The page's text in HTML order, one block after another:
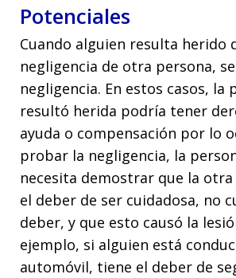
Potenciales
Cuando alguien resulta herido
negligencia de otra persona,
negligencia. En estos casos, la
resultó herida podría tener
ayuda o compensación por lo
probar la negligencia, la
necesita demostrar que la
el deber de ser cuidadosa, no
deber, y que esto causó la
ejemplo, si alguien está
automóvil, tiene el deber de